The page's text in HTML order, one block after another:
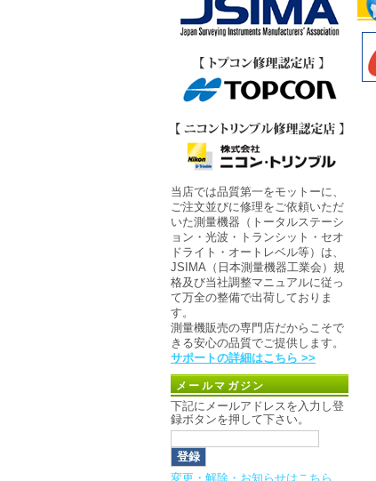
当店では品質第一をモットーに、
ご注文並びに修理をご依頼いただ
いた測量機器（トータルステーシ
ョン・光波・トランシット・セオ
ドライト・オートレベル等）は、
JSIMA（日本測量機器工業会）規
格及び当社調整マニュアルに従っ
て万全の整備で出荷しておりま
す。
測量機販売の専門店だからこそで
きる安心の品質でご提供します。
サポートの詳細はこちら >>
メールマガジン
下記にメールアドレスを入力し登
録ボタンを押して下さい。
変更・解除・お知らせはこちら